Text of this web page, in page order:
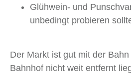
Glühwein- und
unbedingt probieren
Der Markt ist gut mit der
Bahnhof nicht weit entfernt